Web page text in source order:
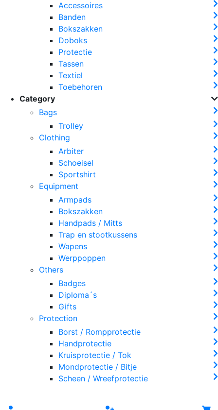
Accessoires
Banden
Bokszakken
Doboks
Protectie
Tassen
Textiel
Toebehoren
Category
Bags
Trolley
Clothing
Arbiter
Schoeisel
Sportshirt
Equipment
Armpads
Bokszakken
Handpads / Mitts
Trap en stootkussens
Wapens
Werppoppen
Others
Badges
Diploma´s
Gifts
Protection
Borst / Rompprotectie
Handprotectie
Kruisprotectie / Tok
Mondprotectie / Bitje
Scheen / Wreefprotectie